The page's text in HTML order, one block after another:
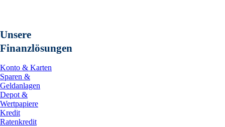
Unsere
Finanzlösungen
Konto & Karten
Sparen &
Geldanlagen
Depot &
Wertpapiere
Kredit
Ratenkredit